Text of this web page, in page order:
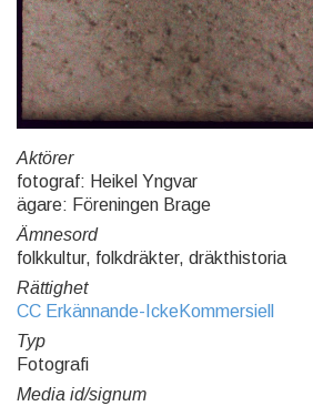
Aktörer
fotograf: Heikel Yngvar
ägare: Föreningen Brage
Ämnesord
folkkultur, folkdräkter, dräkthistoria
Rättighet
CC Erkännande-IckeKommersiell
Typ
Fotografi
Media id/signum